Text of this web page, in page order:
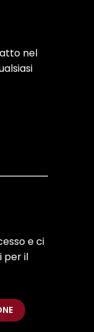
nel
e ci
per il